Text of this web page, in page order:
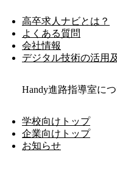
高卒求人ナビとは？
よくある質問
会社情報
デジタル技術の活用
Handy進路指導室に
学校向けトップ
企業向けトップ
お知らせ